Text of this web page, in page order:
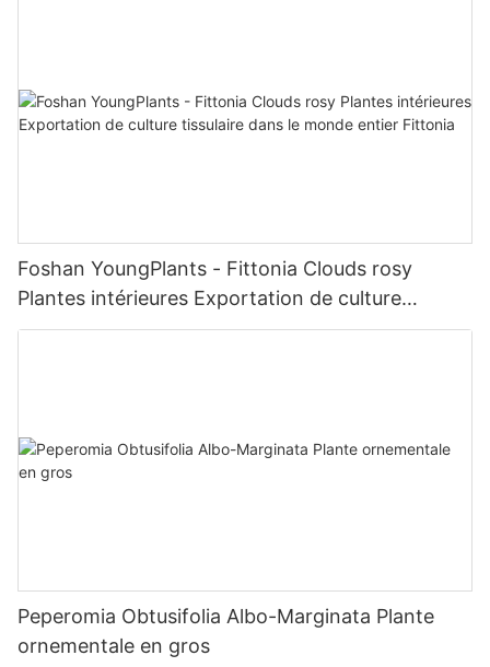
Foshan YoungPlants - Fittonia Clouds rosy
Plantes intérieures Exportation de culture
tissulaire dans le monde entier Fittonia
Peperomia Obtusifolia Albo-Marginata Plante
ornementale en gros